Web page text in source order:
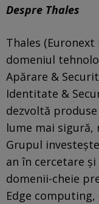
Despre Thales
Thales
domeniul
Apărare &
Identitate &
dezvoltă
lume mai sigură,
Grupul
an în cercetare
domenii-cheie
Edge